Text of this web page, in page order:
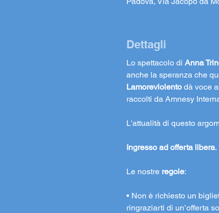
Dettagli
Lo spettacolo di Anna
anche la speranza che
Lamoreviolento dà voce
raccolti da Amnesy
L'attualità di questo
Ingresso ad offerta libera.
Le nostre regole:
• Non è richiesto un
ringraziarti di un’offerta